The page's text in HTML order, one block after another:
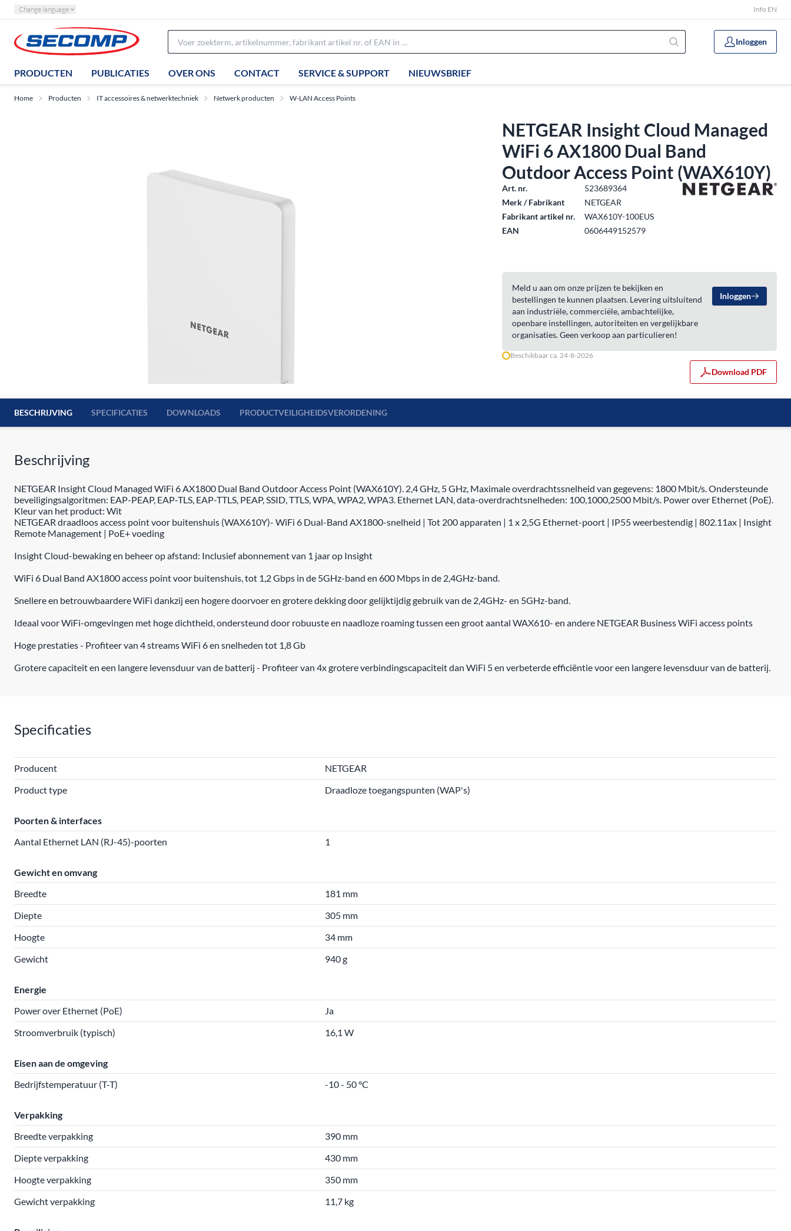
Change language Info EN
Inloggen
PRODUCTEN PUBLICATIES OVER ONS CONTACT SERVICE & SUPPORT NIEUWSBRIEF
Home Producten IT accessoires & netwerktechniek Netwerk producten W-LAN Access Points
NETGEAR Insight Cloud Managed
WiFi 6 AX1800 Dual Band
Outdoor Access Point (WAX610Y)
Art. nr.
523689364
Merk / Fabrikant
NETGEAR
Fabrikant artikel nr.
WAX610Y-100EUS
EAN
0606449152579
Meld u aan om onze prijzen te bekijken en
bestellingen te kunnen plaatsen. Levering uitsluitend
aan industriële, commerciële, ambachtelijke,
openbare instellingen, autoriteiten en vergelijkbare
organisaties. Geen verkoop aan particulieren!
Inloggen
Beschikbaar ca. 24-8-2026
Download PDF
BESCHRIJVING SPECIFICATIES DOWNLOADS PRODUCTVEILIGHEIDSVERORDENING
Beschrijving
NETGEAR Insight Cloud Managed WiFi 6 AX1800 Dual Band Outdoor Access Point (WAX610Y). 2,4 GHz, 5 GHz, Maximale overdrachtssnelheid van gegevens: 1800 Mbit/s. Ondersteunde
beveiligingsalgoritmen: EAP-PEAP, EAP-TLS, EAP-TTLS, PEAP, SSID, TTLS, WPA, WPA2, WPA3. Ethernet LAN, data-overdrachtsnelheden: 100,1000,2500 Mbit/s. Power over Ethernet (PoE).
Kleur van het product: Wit
NETGEAR draadloos access point voor buitenshuis (WAX610Y)- WiFi 6 Dual-Band AX1800-snelheid | Tot 200 apparaten | 1 x 2,5G Ethernet-poort | IP55 weerbestendig | 802.11ax | Insight
Remote Management | PoE+ voeding
Insight Cloud-bewaking en beheer op afstand: Inclusief abonnement van 1 jaar op Insight
WiFi 6 Dual Band AX1800 access point voor buitenshuis, tot 1,2 Gbps in de 5GHz-band en 600 Mbps in de 2,4GHz-band.
Snellere en betrouwbaardere WiFi dankzij een hogere doorvoer en grotere dekking door gelijktijdig gebruik van de 2,4GHz- en 5GHz-band.
Ideaal voor WiFi-omgevingen met hoge dichtheid, ondersteund door robuuste en naadloze roaming tussen een groot aantal WAX610- en andere NETGEAR Business WiFi access points
Hoge prestaties - Profiteer van 4 streams WiFi 6 en snelheden tot 1,8 Gb
Grotere capaciteit en een langere levensduur van de batterij - Profiteer van 4x grotere verbindingscapaciteit dan WiFi 5 en verbeterde efficiëntie voor een langere levensduur van de batterij.
Specificaties
Producent
NETGEAR
Product type
Draadloze toegangspunten (WAP's)
Poorten & interfaces
Aantal Ethernet LAN (RJ-45)-poorten
1
Gewicht en omvang
Breedte
181 mm
Diepte
305 mm
Hoogte
34 mm
Gewicht
940 g
Energie
Power over Ethernet (PoE)
Ja
Stroomverbruik (typisch)
16,1 W
Eisen aan de omgeving
Bedrijfstemperatuur (T-T)
-10 - 50 °C
Verpakking
Breedte verpakking
390 mm
Diepte verpakking
430 mm
Hoogte verpakking
350 mm
Gewicht verpakking
11,7 kg